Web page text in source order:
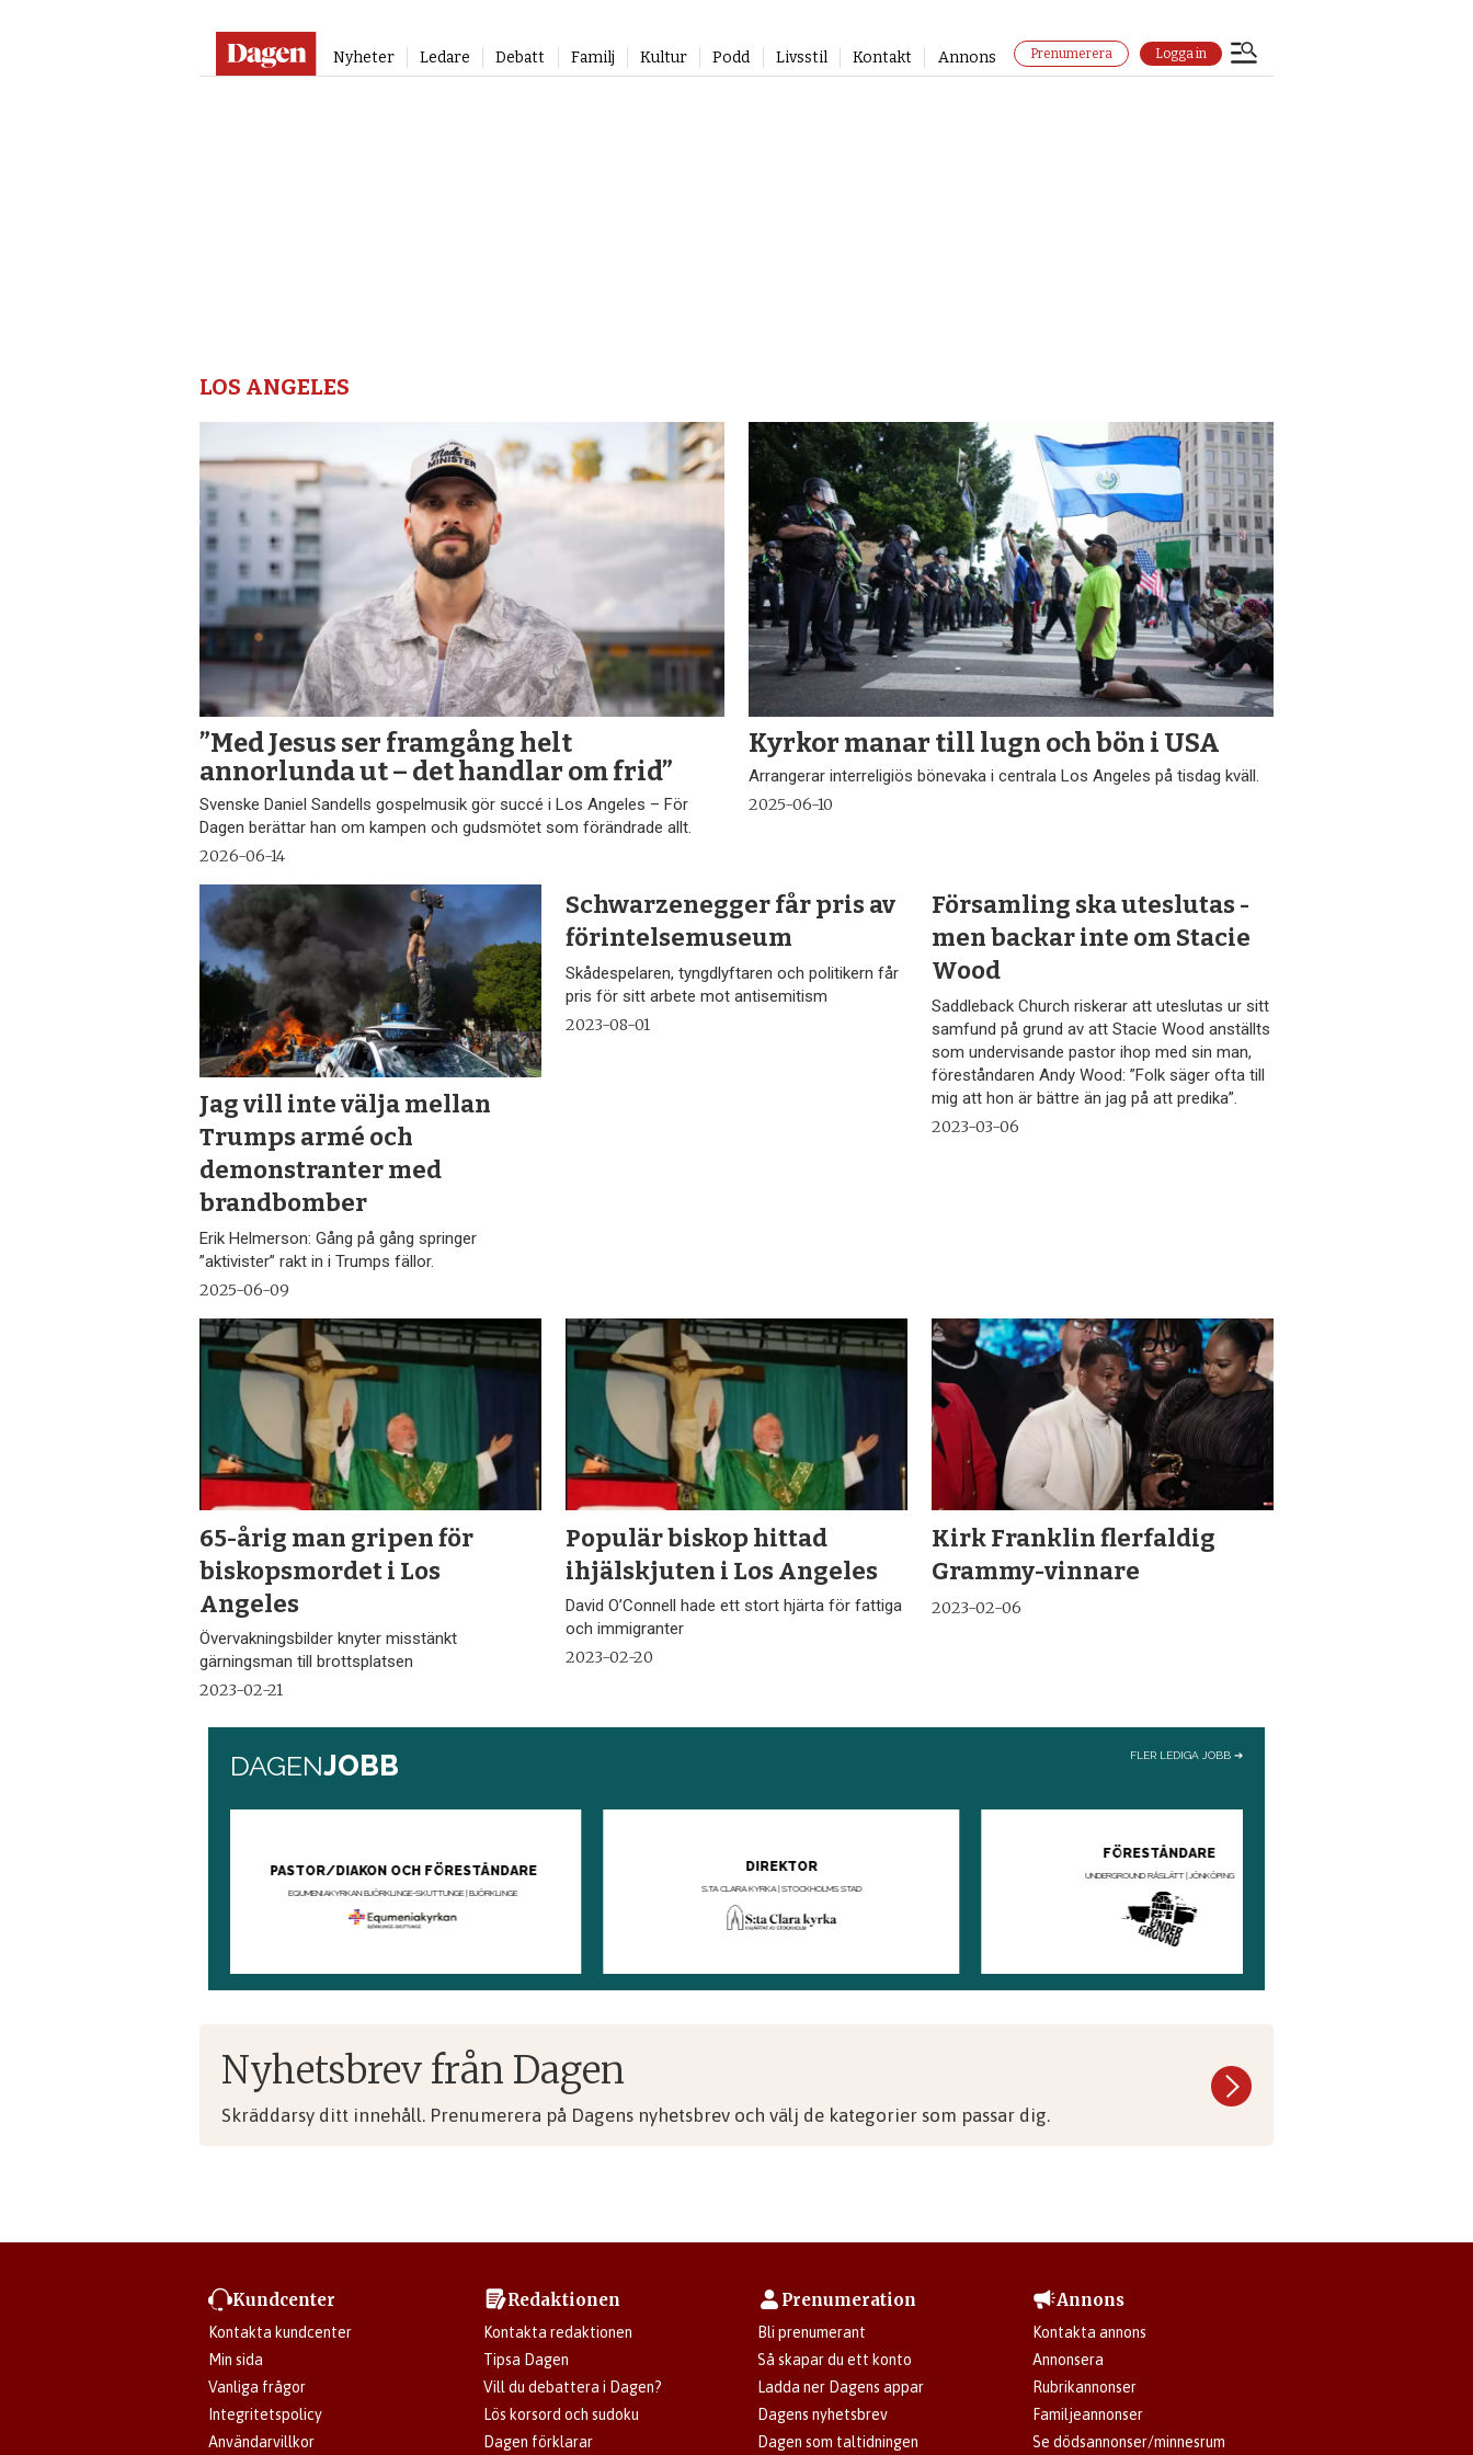
Nyheter Ledare Debatt Familj Kultur Podd Livsstil Kontakt Annons Prenumerera Logga in
LOS ANGELES
”Med Jesus ser framgång helt
annorlunda ut – det handlar om frid”
Svenske Daniel Sandells gospelmusik gör succé i Los Angeles – För
Dagen berättar han om kampen och gudsmötet som förändrade allt.
2026-06-14
Kyrkor manar till lugn och bön i USA
Arrangerar interreligiös bönevaka i centrala Los Angeles på tisdag kväll.
2025-06-10
Jag vill inte välja mellan
Trumps armé och
demonstranter med
brandbomber
Erik Helmerson: Gång på gång springer
”aktivister” rakt in i Trumps fällor.
2025-06-09
Schwarzenegger får pris av
förintelsemuseum
Skådespelaren, tyngdlyftaren och politikern får
pris för sitt arbete mot antisemitism
2023-08-01
Församling ska uteslutas -
men backar inte om Stacie
Wood
Saddleback Church riskerar att uteslutas ur sitt
samfund på grund av att Stacie Wood anställts
som undervisande pastor ihop med sin man,
föreståndaren Andy Wood: ”Folk säger ofta till
mig att hon är bättre än jag på att predika”.
2023-03-06
65-årig man gripen för
biskopsmordet i Los
Angeles
Övervakningsbilder knyter misstänkt
gärningsman till brottsplatsen
2023-02-21
Populär biskop hittad
ihjälskjuten i Los Angeles
David O’Connell hade ett stort hjärta för fattiga
och immigranter
2023-02-20
Kirk Franklin flerfaldig
Grammy-vinnare
2023-02-06
Nyhetsbrev från Dagen
Skräddarsy ditt innehåll. Prenumerera på Dagens nyhetsbrev och välj de kategorier som passar dig.
Kundcenter
Kontakta kundcenter
Min sida
Vanliga frågor
Integritetspolicy
Användarvillkor
Redaktionen
Kontakta redaktionen
Tipsa Dagen
Vill du debattera i Dagen?
Lös korsord och sudoku
Dagen förklarar
Prenumeration
Bli prenumerant
Så skapar du ett konto
Ladda ner Dagens appar
Dagens nyhetsbrev
Dagen som taltidningen
Annons
Kontakta annons
Annonsera
Rubrikannonser
Familjeannonser
Se dödsannonser/minnesrum